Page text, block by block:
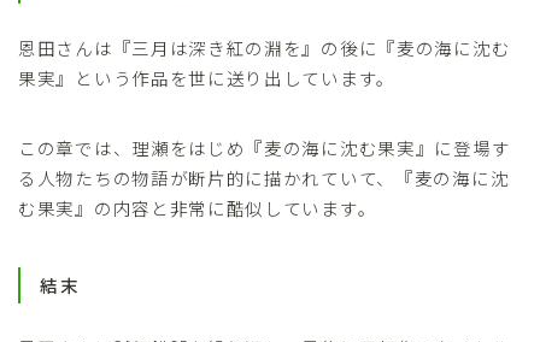
恩田さんは『三月は深き紅の淵を』の後に『麦の海に沈む
果実』という作品を世に送り出しています。
この章では、理瀬をはじめ『麦の海に沈む果実』に登場す
る人物たちの物語が断片的に描かれていて、『麦の海に沈
む果実』の内容と非常に酷似しています。
結末